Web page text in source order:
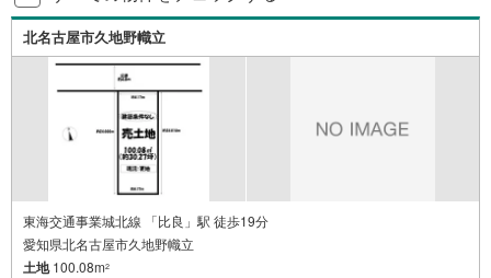
北名古屋市久地野幟立
東海交通事業城北線 「比良」駅 徒歩19分
愛知県北名古屋市久地野幟立
土地100.08m2